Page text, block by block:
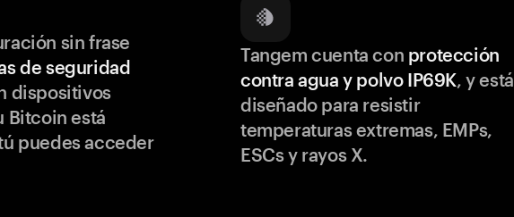
sin frase
de seguridad
dispositivos
Bitcoin está
puedes acceder
Tangem cuenta con protección
contra agua y polvo IP69K, y está
diseñado para resistir
temperaturas extremas, EMPs,
ESCs y rayos X.